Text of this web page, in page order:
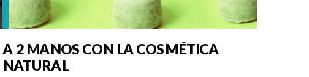
A 2 MANOS CON LA COSMÉTICA
NATURAL